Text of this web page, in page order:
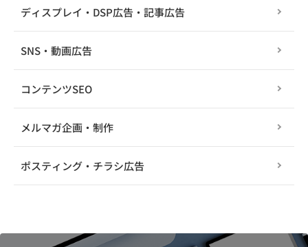
ディスプレイ・DSP広告・記事広告
SNS・動画広告
コンテンツSEO
メルマガ企画・制作
ポスティング・チラシ広告